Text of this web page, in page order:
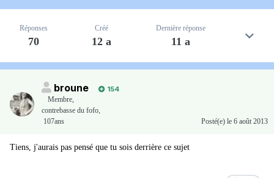
Réponses
70
Créé
12 a
Dernière réponse
11 a
broune
154
Membre
contrebasse du fofo,
107ans
Posté(e) le 6 août 2013
Tiens, j'aurais pas pensé que tu sois derrière ce sujet